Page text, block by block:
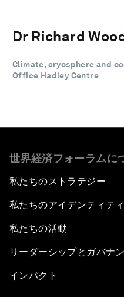
Dr Richard
Climate, cryosphere and
Office Hadley Centre
世界経済フォーラムに
私たちのストラテジー
私たちのアイデンティティ
私たちの活動
リーダーシップとガバナ
インパクト